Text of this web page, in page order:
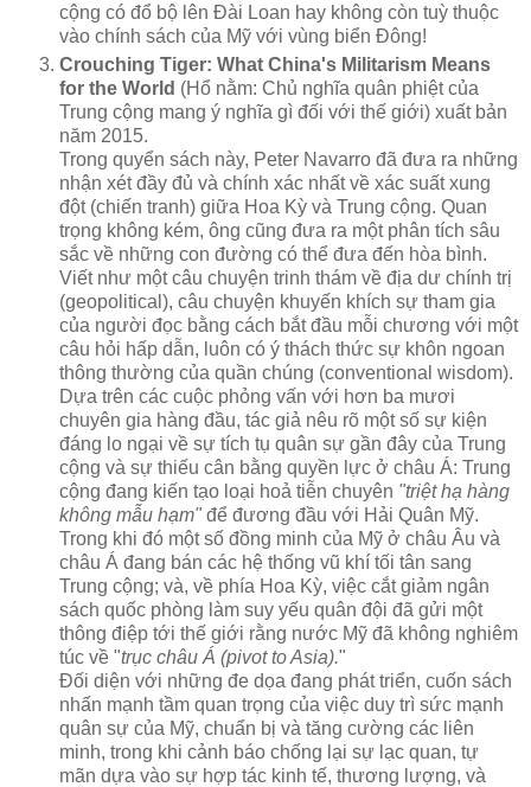
cộng có đổ bộ lên Đài Loan hay không còn tuỳ thuộc
vào chính sách của Mỹ với vùng biển Đông!
Crouching Tiger: What China's Militarism Means
for the World (Hổ nằm: Chủ nghĩa quân phiệt của
Trung cộng mang ý nghĩa gì đối với thế giới) xuất bản
năm 2015.
Trong quyển sách này, Peter Navarro đã đưa ra những
nhận xét đầy đủ và chính xác nhất về xác suất xung
đột (chiến tranh) giữa Hoa Kỳ và Trung cộng. Quan
trọng không kém, ông cũng đưa ra một phân tích sâu
sắc về những con đường có thể đưa đến hòa bình.
Viết như một câu chuyện trinh thám về địa dư chính trị
(geopolitical), câu chuyện khuyến khích sự tham gia
của người đọc bằng cách bắt đầu mỗi chương với một
câu hỏi hấp dẫn, luôn có ý thách thức sự khôn ngoan
thông thường của quần chúng (conventional wisdom).
Dựa trên các cuộc phỏng vấn với hơn ba mươi
chuyên gia hàng đầu, tác giả nêu rõ một số sự kiện
đáng lo ngại về sự tích tụ quân sự gần đây của Trung
cộng và sự thiếu cân bằng quyền lực ở châu Á: Trung
cộng đang kiến tạo loại hoả tiễn chuyên "triệt hạ hàng
không mẫu hạm" để đương đầu với Hải Quân Mỹ.
Trong khi đó một số đồng minh của Mỹ ở châu Âu và
châu Á đang bán các hệ thống vũ khí tối tân sang
Trung cộng; và, về phía Hoa Kỳ, việc cắt giảm ngân
sách quốc phòng làm suy yếu quân đội đã gửi một
thông điệp tới thế giới rằng nước Mỹ đã không nghiêm
túc về "trục châu Á (pivot to Asia)."
Đối diện với những đe dọa đang phát triển, cuốn sách
nhấn mạnh tầm quan trọng của việc duy trì sức mạnh
quân sự của Mỹ, chuẩn bị và tăng cường các liên
minh, trong khi cảnh báo chống lại sự lạc quan, tự
mãn dựa vào sự hợp tác kinh tế, thương lượng, và